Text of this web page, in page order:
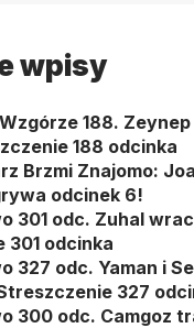
wpisy
188.
188 odcinka
Brzmi Znajomo:
odcinek 6!
301 odc. Zuhal
301 odcinka
327 odc. Yaman i
327
300 odc. Camgoz